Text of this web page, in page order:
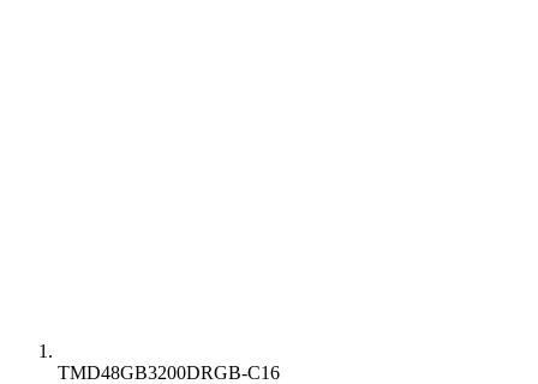
TMD48GB3200DRGB-C16